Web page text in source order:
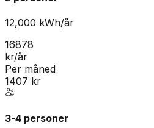
12,000 kWh/år
16878
kr/år
Per måned
1407 kr
3-4 personer